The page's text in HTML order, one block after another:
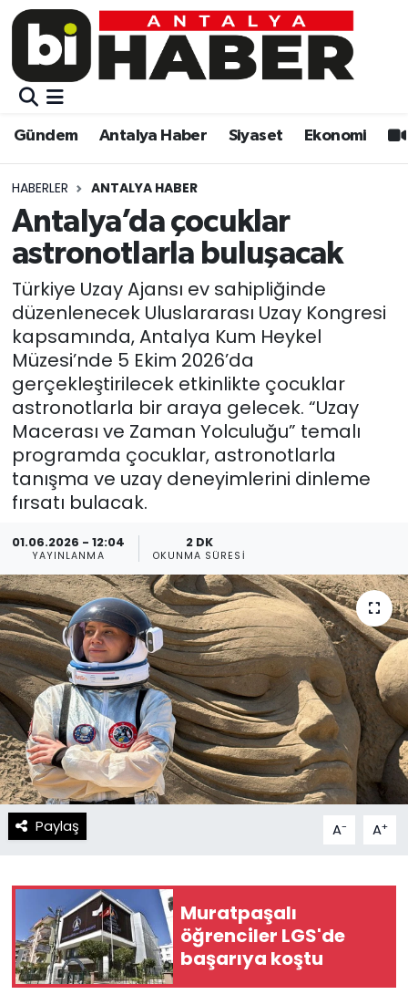
Gündem Antalya Haber Siyaset Ekonomi
HABERLER ANTALYA HABER
Antalya’da çocuklar
astronotlarla buluşacak
Türkiye Uzay Ajansı ev sahipliğinde
düzenlenecek Uluslararası Uzay Kongresi
kapsamında, Antalya Kum Heykel
Müzesi’nde 5 Ekim 2026’da
gerçekleştirilecek etkinlikte çocuklar
astronotlarla bir araya gelecek. “Uzay
Macerası ve Zaman Yolculuğu” temalı
programda çocuklar, astronotlarla
tanışma ve uzay deneyimlerini dinleme
fırsatı bulacak.
01.06.2026 - 12:04
YAYINLANMA
2 DK
OKUNMA SÜRESI
Paylaş A- A+
Muratpaşalı
öğrenciler LGS'de
başarıya koştu
Gündem
Siyaset
Ekonomi
Video
Eğitim
Kültür-sanat
Sağlık
Spor
Teknoloji
Resmi İlanlar
Gündem
Siyaset
Eğitim
Ekonomi
Kültür-sanat
Sağlık
Spor
Teknoloji
Yaşam
Künye
Gizlilik Sözleşmesi
İletişim
Muratpaşa Nöbetçi Eczaneler
Muratpaşa Trafik Yoğunluk Haritası
Süper Lig Puan Durumu ve Fikstür
Tüm Manşetler
Son Dakika Haberleri
Haber Arşivi